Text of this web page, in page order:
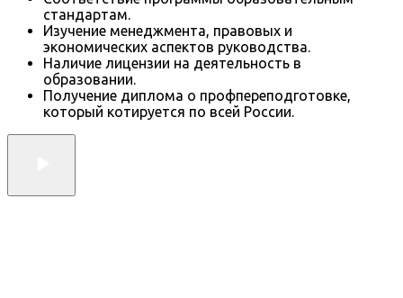
стандартам.
Изучение менеджмента, правовых и
экономических аспектов руководства.
Наличие лицензии на деятельность в
образовании.
Получение диплома о профпереподготовке,
который котируется по всей России.